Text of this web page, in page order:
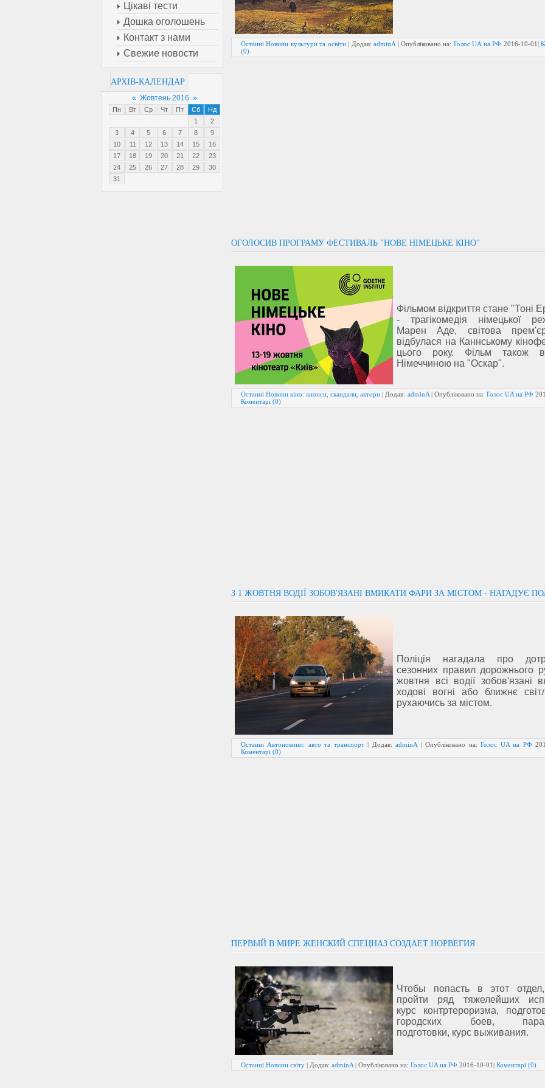
Цікаві тести
Дошка оголошень
Контакт з нами
Свежие новости
АРХІВ-КАЛЕНДАР
« Жовтень 2016 »
Пн Вт Ср Чт Пт Сб
Нд
1
2
3
4 5 6 7 8
9
10
11 12 13 14 15
16
17
18 19 20 21 22
23
24
25 26 27 28 29
30
31
Останні Новини культури та освіти| Додав:adminA | Опубліковано на: Голос UA на РФ 2016-10-01|
(0)
ОГОЛОСИВ ПРОГРАМУ ФЕСТИВАЛЬ "НОВЕ НІМЕЦЬКЕ КІНО"
Фільмом відкриття стане "Тоні
- трагікомедія німецької
Марен Аде, світова
відбулася на Каннському
цього року. Фільм також
Німеччиною на "Оскар".
Останні Новини кіно: анонси, скандали, актори | Додав: adminA| Опубліковано на: Голос UA на РФ
Коментарі (0)
З 1 ЖОВТНЯ ВОДІЇ ЗОБОВ'ЯЗАНІ ВМИКАТИ ФАРИ ЗА МІСТОМ - НАГАДУЄ
Поліція нагадала про
сезонних правил дорожнього
жовтня всі водії зобов'язані
ходові вогні або ближнє
рухаючись за містом.
Останні Автоновини: авто та транспорт| Додав:adminA | Опубліковано на:Голос UA на РФ
Коментарі (0)
ПЕРВЫЙ В МИРЕ ЖЕНСКИЙ СПЕЦНАЗ СОЗДАЕТ НОРВЕГИЯ
Чтобы попасть в этот
пройти ряд тяжелейших
курс контртероризма,
городских боев,
подготовки, курс выживания.
Останні Новини світу | Додав: adminA | Опубліковано на: Голос UA на РФ 2016-10-01| Коментарі (0)